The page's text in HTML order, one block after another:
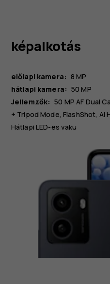
képalkotás
előlapi kamera: 8 MP
hátlapi kamera: 50 MP
Jellemzők: 50 MP AF Dual
+ Tripod Mode, FlashShot, AI
Hátlapi LED-es vaku